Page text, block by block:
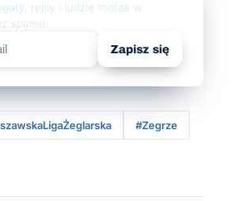
rejsy i ludzie morza w
spamu.
Zapisz się
#Zegrze